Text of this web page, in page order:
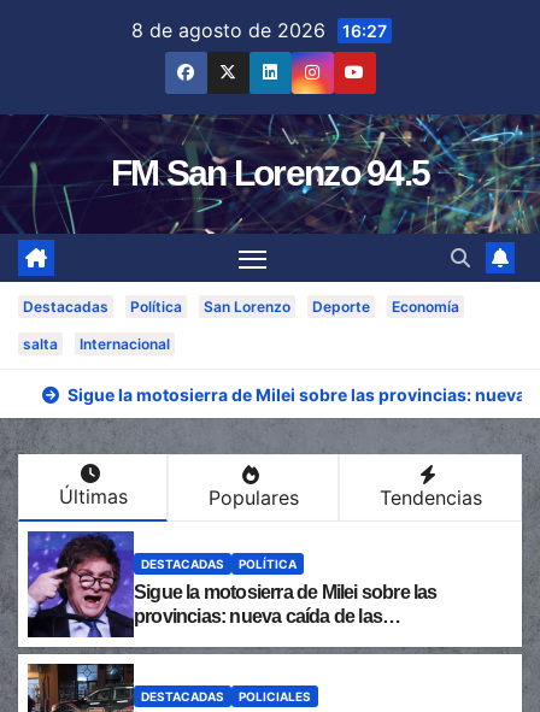
8 de agosto de 2026 16:27
FM San Lorenzo 94.5
Destacadas Política San Lorenzo Deporte Economía
salta Internacional
Sigue la motosierra de Milei sobre las provincias: nueva
Últimas Populares Tendencias
DESTACADAS POLÍTICA
Sigue la motosierra de Milei sobre las
provincias: nueva caída de las
DESTACADAS POLICIALES